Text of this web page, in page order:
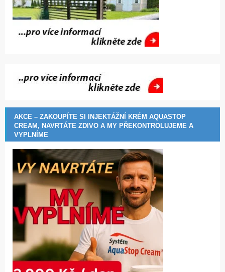
AKCE – ZAKOUPÍTE SI INJEKTÁŽNÍ KRÉM AQUASTOP
CREAM, NAVRTÁTE ZDIVO A MY PŘEKONTROLUJEME A
VYPLNÍME